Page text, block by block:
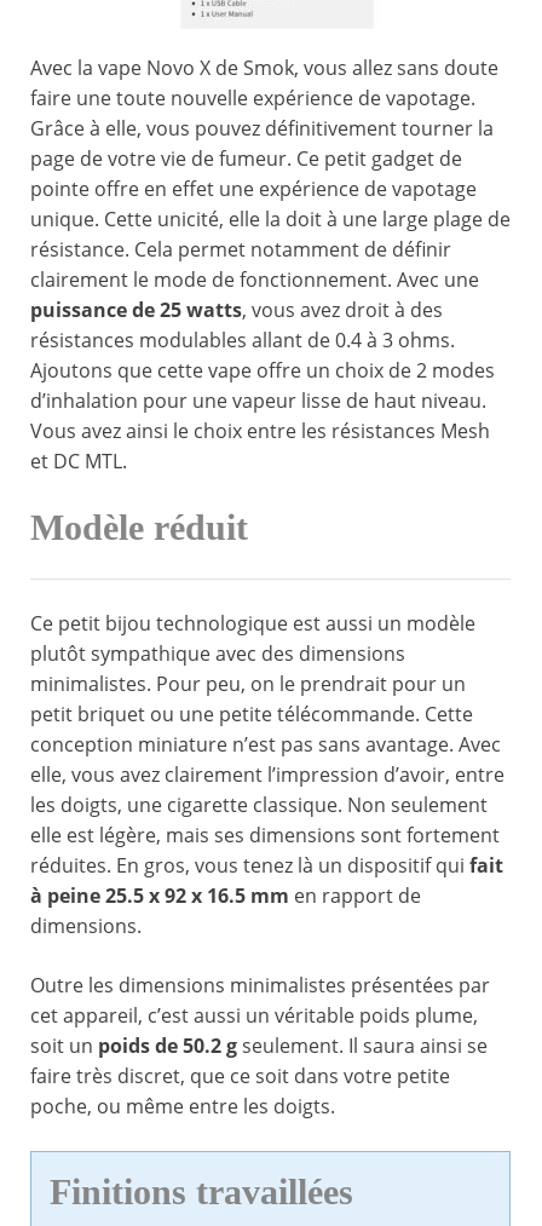
Avec la vape Novo X de Smok, vous allez sans doute
faire une toute nouvelle expérience de vapotage.
Grâce à elle, vous pouvez définitivement tourner la
page de votre vie de fumeur. Ce petit gadget de
pointe offre en effet une expérience de vapotage
unique. Cette unicité, elle la doit à une large plage de
résistance. Cela permet notamment de définir
clairement le mode de fonctionnement. Avec une
puissance de 25 watts, vous avez droit à des
résistances modulables allant de 0.4 à 3 ohms.
Ajoutons que cette vape offre un choix de 2 modes
d’inhalation pour une vapeur lisse de haut niveau.
Vous avez ainsi le choix entre les résistances Mesh
et DC MTL.
Modèle réduit
Ce petit bijou technologique est aussi un modèle
plutôt sympathique avec des dimensions
minimalistes. Pour peu, on le prendrait pour un
petit briquet ou une petite télécommande. Cette
conception miniature n’est pas sans avantage. Avec
elle, vous avez clairement l’impression d’avoir, entre
les doigts, une cigarette classique. Non seulement
elle est légère, mais ses dimensions sont fortement
réduites. En gros, vous tenez là un dispositif qui fait
à peine 25.5 x 92 x 16.5 mm en rapport de
dimensions.
Outre les dimensions minimalistes présentées par
cet appareil, c’est aussi un véritable poids plume,
soit un poids de 50.2 gseulement. Il saura ainsi se
faire très discret, que ce soit dans votre petite
poche, ou même entre les doigts.
Finitions travaillées